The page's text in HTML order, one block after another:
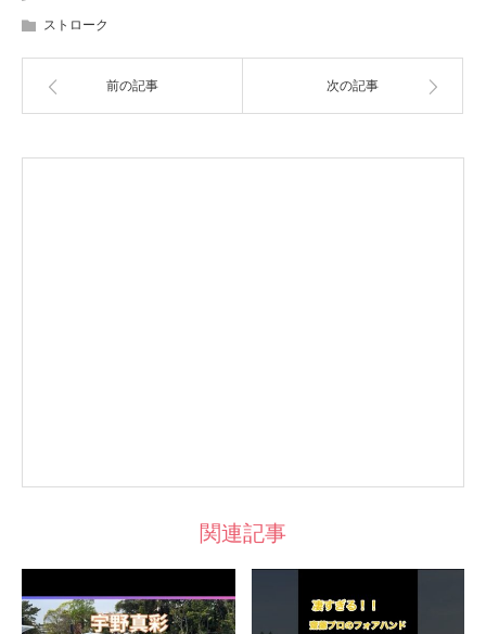
ストローク
前の記事 次の記事
関連記事